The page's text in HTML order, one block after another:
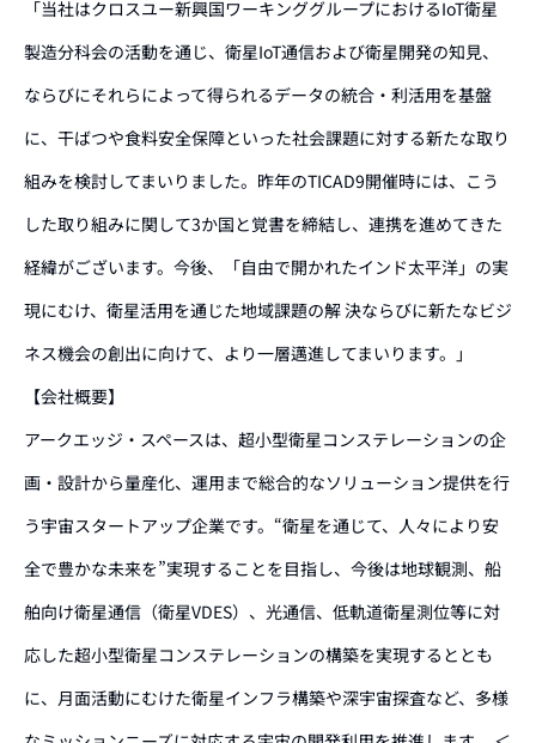
「当社はクロスユー新興国ワーキンググループにおけるIoT衛星
製造分科会の活動を通じ、衛星IoT通信および衛星開発の知見、
ならびにそれらによって得られるデータの統合・利活用を基盤
に、干ばつや食料安全保障といった社会課題に対する新たな取り
組みを検討してまいりました。昨年のTICAD9開催時には、こう
した取り組みに関して3か国と覚書を締結し、連携を進めてきた
経緯がございます。今後、「自由で開かれたインド太平洋」の実
現にむけ、衛星活用を通じた地域課題の解 決ならびに新たなビジ
ネス機会の創出に向けて、より一層邁進してまいります。」
【会社概要】
アークエッジ・スペースは、超小型衛星コンステレーションの企
画・設計から量産化、運用まで総合的なソリューション提供を行
う宇宙スタートアップ企業です。“衛星を通じて、人々により安
全で豊かな未来を”実現することを目指し、今後は地球観測、船
舶向け衛星通信（衛星VDES）、光通信、低軌道衛星測位等に対
応した超小型衛星コンステレーションの構築を実現するととも
に、月面活動にむけた衛星インフラ構築や深宇宙探査など、多様